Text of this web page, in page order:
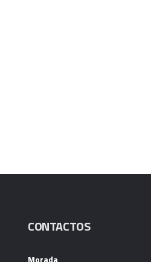
CONTACTOS
Morada